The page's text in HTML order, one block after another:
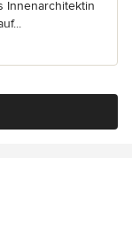
Innenarchitektin